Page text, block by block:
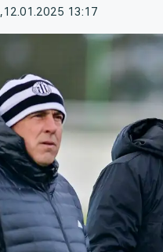
,12.01.2025 13:17